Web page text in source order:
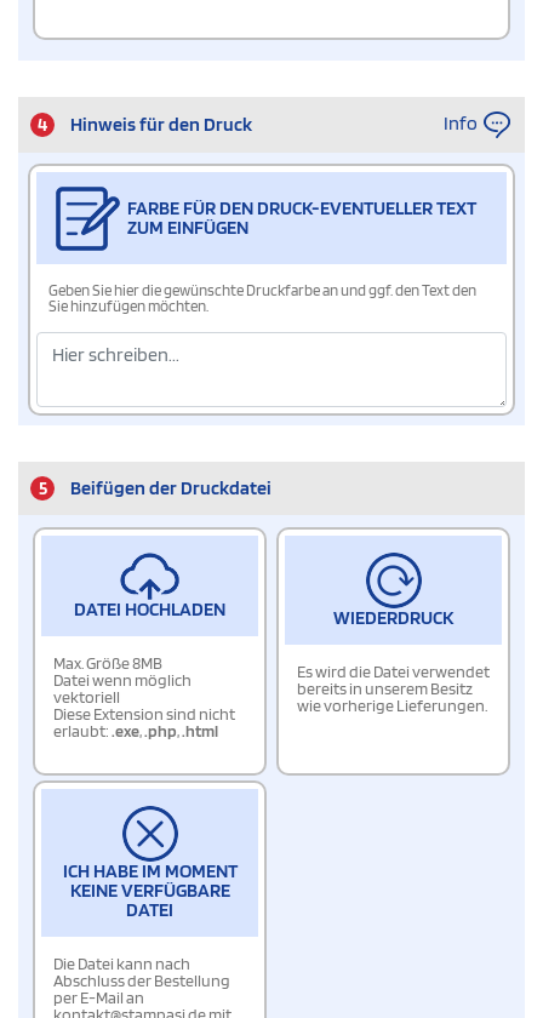
4 Hinweis für den Druck Info
FARBE FÜR DEN DRUCK-EVENTUELLER TEXT
ZUM EINFÜGEN
Geben Sie hier die gewünschte Druckfarbe an und ggf. den Text den
Sie hinzufügen möchten.
5 Beifügen der Druckdatei
DATEI HOCHLADEN
Max. Größe 8MB
Datei wenn möglich
vektoriell
Diese Extension sind nicht
erlaubt:.exe,.php,.html
WIEDERDRUCK
Es wird die Datei verwendet
bereits in unserem Besitz
wie vorherige Lieferungen.
ICH HABE IM MOMENT
KEINE VERFÜGBARE
DATEI
Die Datei kann nach
Abschluss der Bestellung
per E-Mail an